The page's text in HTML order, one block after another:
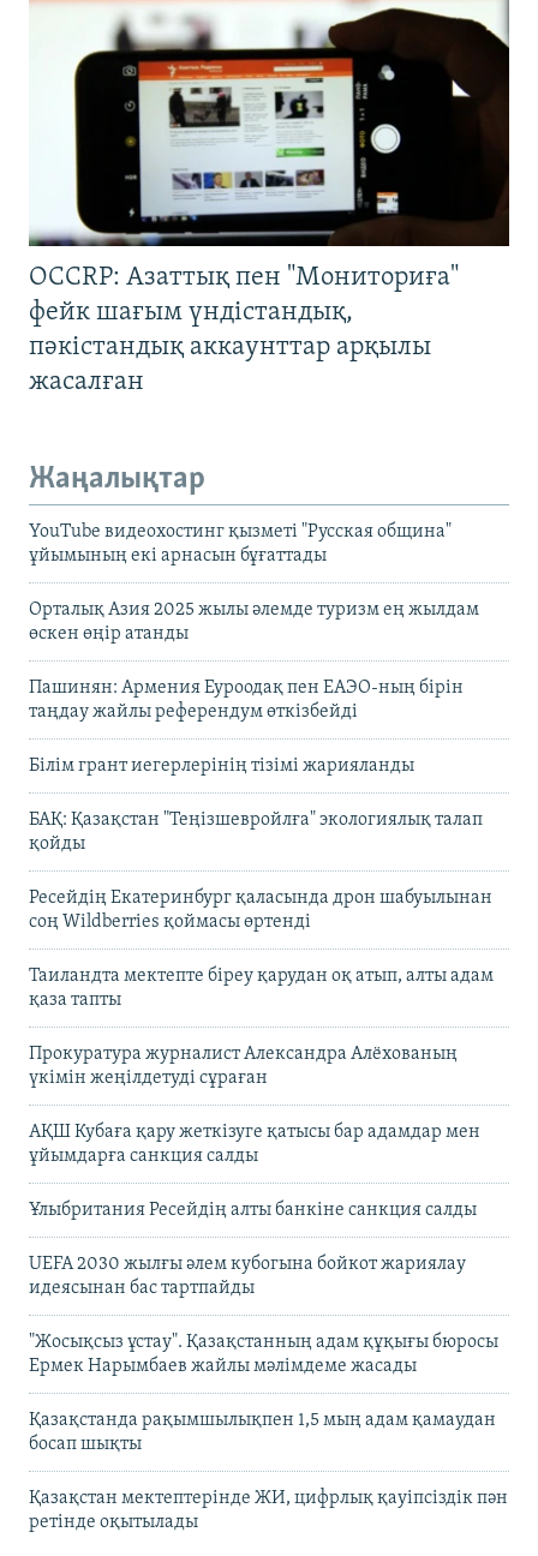
OCCRP: Азаттық пен "Мониториға"
фейк шағым үндістандық,
пәкістандық аккаунттар арқылы
жасалған
Жаңалықтар
YouTube видеохостинг қызметі "Русская община"
ұйымының екі арнасын бұғаттады
Орталық Азия 2025 жылы әлемде туризм ең жылдам
өскен өңір атанды
Пашинян: Армения Еуроодақ пен ЕАЭО-ның бірін
таңдау жайлы референдум өткізбейді
Білім грант иегерлерінің тізімі жарияланды
БАҚ: Қазақстан "Теңізшевройлға" экологиялық талап
қойды
Ресейдің Екатеринбург қаласында дрон шабуылынан
соң Wildberries қоймасы өртенді
Таиландта мектепте біреу қарудан оқ атып, алты адам
қаза тапты
Прокуратура журналист Александра Алёхованың
үкімін жеңілдетуді сұраған
АҚШ Кубаға қару жеткізуге қатысы бар адамдар мен
ұйымдарға санкция салды
Ұлыбритания Ресейдің алты банкіне санкция салды
UEFA 2030 жылғы әлем кубогына бойкот жариялау
идеясынан бас тартпайды
"Жосықсыз ұстау". Қазақстанның адам құқығы бюросы
Ермек Нарымбаев жайлы мәлімдеме жасады
Қазақстанда рақымшылықпен 1,5 мың адам қамаудан
босап шықты
Қазақстан мектептерінде ЖИ, цифрлық қауіпсіздік пән
ретінде оқытылады